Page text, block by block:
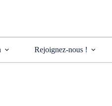
Rejoignez-nous !